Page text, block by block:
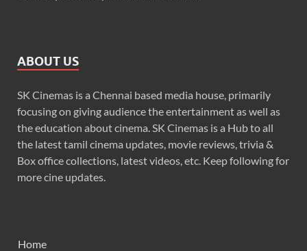
ABOUT US
SK Cinemas is a Chennai based media house, primarily
focusing on giving audience the entertainment as well as
the education about cinema. SK Cinemas is a Hub to all
the latest tamil cinema updates, movie reviews, trivia &
Box office collections, latest videos, etc. Keep following for
more cine updates.
Home